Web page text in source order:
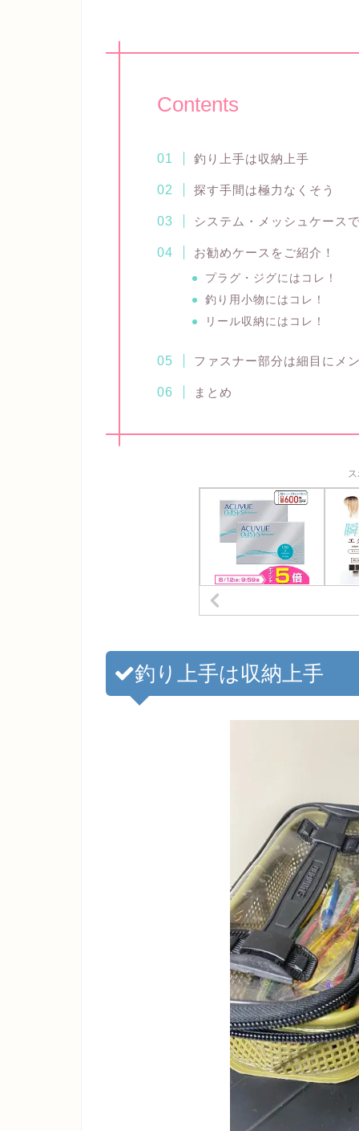
Contents
釣り上手は収納上手
探す手間は極力なくそう
システム・メッシュケース
お勧めケースをご紹介！
プラグ・ジグにはコレ！
釣り用小物にはコレ！
リール収納にはコレ！
ファスナー部分は細目にメ
まとめ
釣り上手は収納上手